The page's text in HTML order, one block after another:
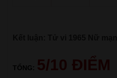
TỔNG: 5/10 ĐIỂM